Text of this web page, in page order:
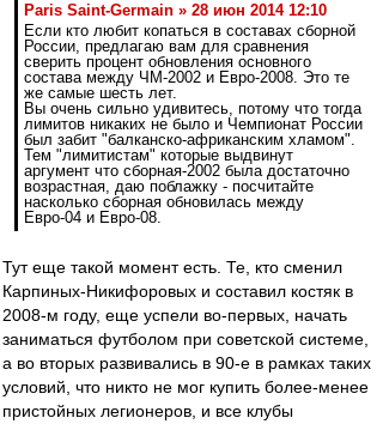
Paris Saint-Germain » 28 июн 2014 12:10
Если кто любит копаться в составах сборной
России, предлагаю вам для сравнения
сверить процент обновления основного
состава между ЧМ-2002 и Евро-2008. Это те
же самые шесть лет.
Вы очень сильно удивитесь, потому что тогда
лимитов никаких не было и Чемпионат России
был забит "балканско-африканским хламом".
Тем "лимитистам" которые выдвинут
аргумент что сборная-2002 была достаточно
возрастная, даю поблажку - посчитайте
насколько сборная обновилась между
Евро-04 и Евро-08.
Тут еще такой момент есть. Те, кто сменил
Карпиных-Никифоровых и составил костяк в
2008-м году, еще успели во-первых, начать
заниматься футболом при советской системе,
а во вторых развивались в 90-е в рамках таких
условий, что никто не мог купить более-менее
пристойных легионеров, и все клубы